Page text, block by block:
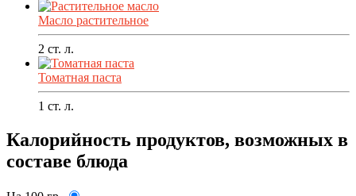
Масло растительное
2 ст. л.
Томатная паста
1 ст. л.
Калорийность продуктов, возможных в
составе блюда